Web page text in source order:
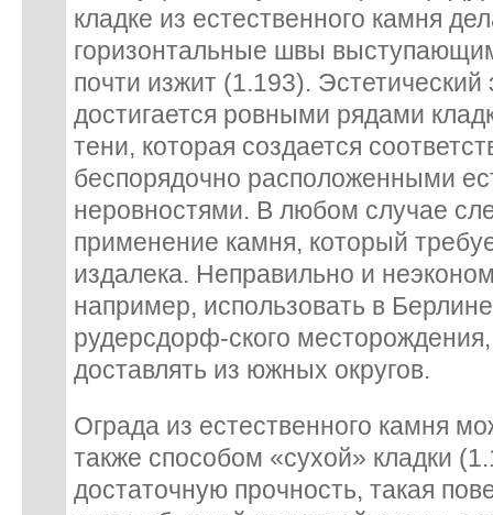
кладке из естественного камня
горизонтальные швы
почти изжит (1.193).
достигается ровными рядами
тени, которая создается
беспорядочно расположенными
неровностями. В любом случае
применение камня, который
издалека. Неправильно и
например, использовать в
рудерсдорф-ского
доставлять из южных округов.
Ограда из естественного камня
также способом «сухой» кладки
достаточную прочность, такая